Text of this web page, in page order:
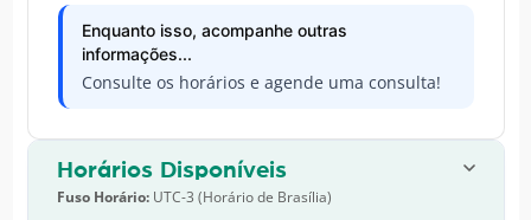
Enquanto isso, acompanhe outras
informações...
Consulte os horários e agende uma consulta!
Horários Disponíveis
Fuso Horário:UTC-3 (Horário de Brasília)